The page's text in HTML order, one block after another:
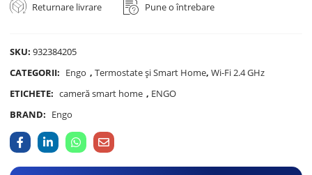
Returnare livrare Pune o întrebare
SKU:932384205
CATEGORII: Engo ,Termostate și Smart Home,Wi-Fi 2.4 GHz
ETICHETE: cameră smart home , ENGO
BRAND: Engo